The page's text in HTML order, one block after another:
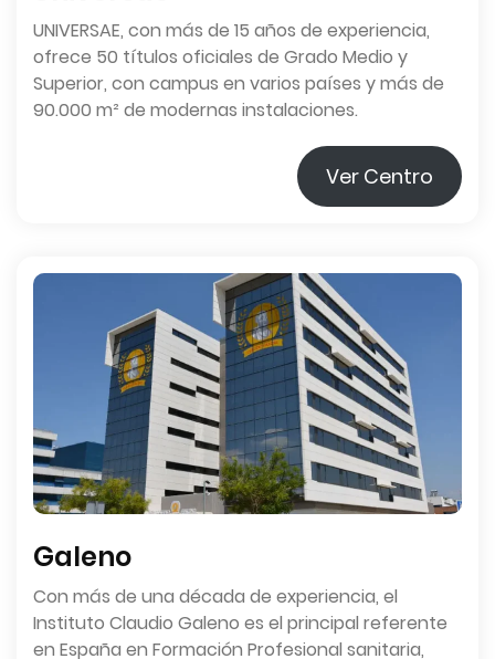
UNIVERSAE, con más de 15 años de experiencia,
ofrece 50 títulos oficiales de Grado Medio y
Superior, con campus en varios países y más de
90.000 m² de modernas instalaciones.
Ver Centro
Galeno
Con más de una década de experiencia, el
Instituto Claudio Galeno es el principal referente
en España en Formación Profesional sanitaria,